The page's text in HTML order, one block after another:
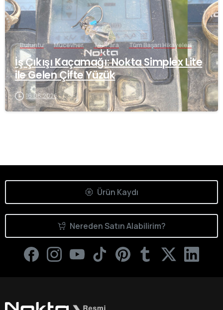
Buluntu Mücevher Tek Para Tüm Başarı Hikayeleri
İş Çıkışı Kaçamağı: Nokta Simplex Lite
ile Gelen Çifte Yüzük
16.06.2026
Ürün Kaydı
Nereden Satın Alabilirim?